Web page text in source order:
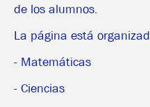
de los alumnos.
La página está
- Matemáticas
- Ciencias